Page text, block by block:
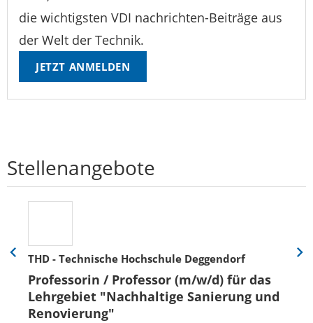
die wichtigsten VDI nachrichten-Beiträge aus
der Welt der Technik.
JETZT ANMELDEN
Stellenangebote
THD - Technische Hochschule Deggendorf
Professorin / Professor (m/w/d) für das
Lehrgebiet "Nachhaltige Sanierung und
Renovierung"
Eine
zurück
Eine